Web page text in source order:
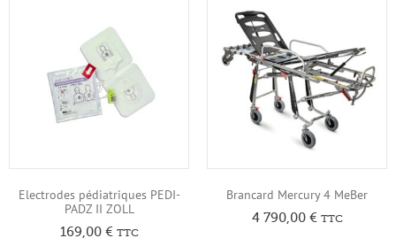
Electrodes pédiatriques PEDI-
PADZ II ZOLL
169,00 € TTC
Brancard Mercury 4 MeBer
4 790,00 € TTC